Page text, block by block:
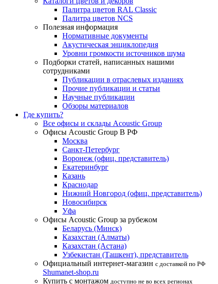
Палитра цветов RAL Сlassic
Палитра цветов NCS
Полезная информация
Нормативные документы
Акустическая энциклопедия
Уровни громкости источников шума
Подборки статей, написанных нашими
сотрудниками
Публикации в отраслевых изданиях
Прочие публикации и статьи
Научные публикации
Обзоры материалов
Где купить?
Все офисы и склады Acoustic Group
Офисы Acoustic Group В РФ
Москва
Санкт-Петербург
Воронеж (офиц. представитель)
Екатеринбург
Казань
Краснодар
Нижний Новгород (офиц. представитель)
Новосибирск
Уфа
Офисы Acoustic Group за рубежом
Беларусь (Минск)
Казахстан (Алматы)
Казахстан (Астана)
Узбекистан (Ташкент), представитель
Официальный интернет-магазин с доставкой по РФ
Shumanet-shop.ru
Купить с монтажом доступно не во всех регионах